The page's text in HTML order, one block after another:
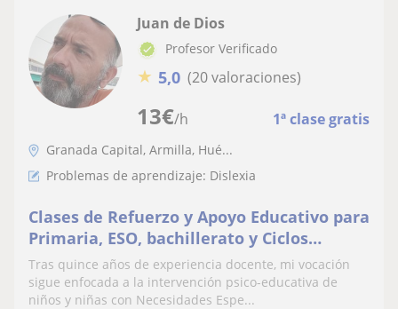
13€/h 1ª clase gratis
Juan de Dios
Profesor Verificado
★ 5,0 (20 valoraciones)
Granada Capital, Armilla, Hué...
Problemas de aprendizaje: Dislexia
Clases de Refuerzo y Apoyo Educativo para
Primaria, ESO, bachillerato y Ciclos
Formativos de Grado Medio y Superior
Tras quince años de experiencia docente, mi vocación
sigue enfocada a la intervención psico-educativa de
niños y niñas con Necesidades Espe...